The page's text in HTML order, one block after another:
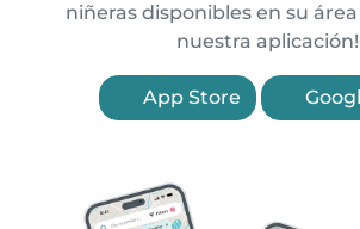
niñeras disponibles en su
nuestra aplicación!
App Store